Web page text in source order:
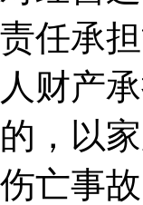
责任承
人财产
的，以
伤亡事